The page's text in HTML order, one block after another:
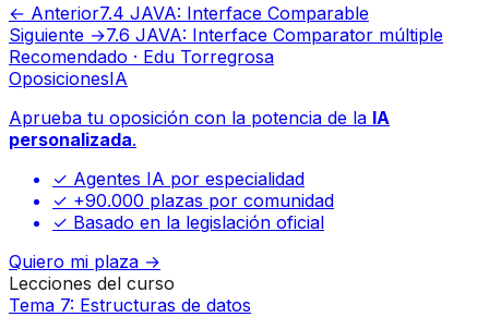
← Anterior7.4 JAVA: Interface Comparable
Siguiente →7.6 JAVA: Interface Comparator múltiple
Recomendado · Edu Torregrosa
OposicionesIA
Aprueba tu oposición con la potencia de la IA
personalizada.
✓ Agentes IA por especialidad
✓ +90.000 plazas por comunidad
✓ Basado en la legislación oficial
Quiero mi plaza →
Lecciones del curso
Tema 7: Estructuras de datos